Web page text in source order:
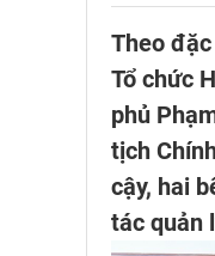
Theo
Tổ chức
phủ
tịch
cậy, hai
tác quản